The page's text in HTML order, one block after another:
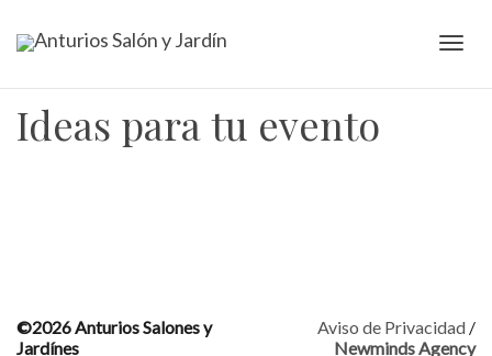
Ideas para tu evento
©2026 Anturios Salones y
Jardínes
Aviso de Privacidad /
Newminds Agency